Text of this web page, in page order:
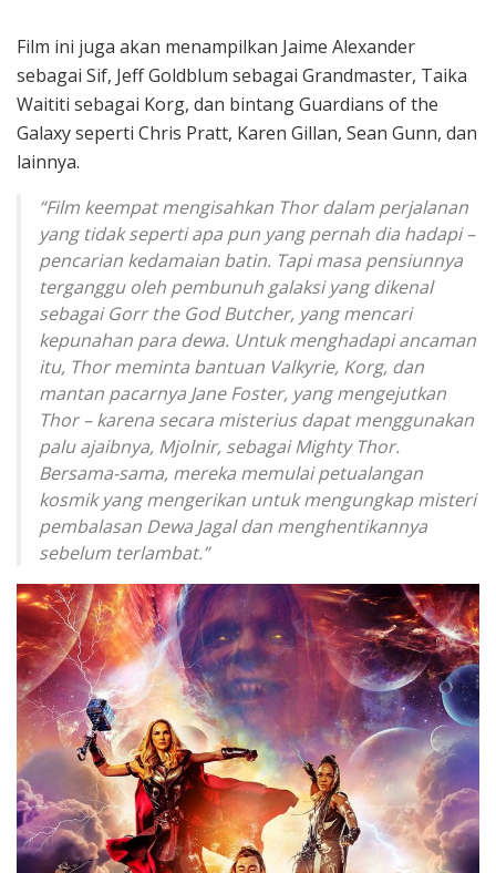
Film ini juga akan menampilkan Jaime Alexander
sebagai Sif, Jeff Goldblum sebagai Grandmaster, Taika
Waititi sebagai Korg, dan bintang Guardians of the
Galaxy seperti Chris Pratt, Karen Gillan, Sean Gunn, dan
lainnya.
“Film keempat mengisahkan Thor dalam perjalanan
yang tidak seperti apa pun yang pernah dia hadapi –
pencarian kedamaian batin. Tapi masa pensiunnya
terganggu oleh pembunuh galaksi yang dikenal
sebagai Gorr the God Butcher, yang mencari
kepunahan para dewa. Untuk menghadapi ancaman
itu, Thor meminta bantuan Valkyrie, Korg, dan
mantan pacarnya Jane Foster, yang mengejutkan
Thor – karena secara misterius dapat menggunakan
palu ajaibnya, Mjolnir, sebagai Mighty Thor.
Bersama-sama, mereka memulai petualangan
kosmik yang mengerikan untuk mengungkap misteri
pembalasan Dewa Jagal dan menghentikannya
sebelum terlambat.”